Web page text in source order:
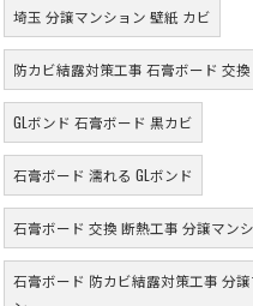
埼玉 分譲マンション 壁紙 カビ
防カビ結露対策工事 石膏ボード 交換
GLボンド 石膏ボード 黒カビ
石膏ボード 濡れる GLボンド
石膏ボード 交換 断熱工事 分譲マン
石膏ボード 防カビ結露対策工事 分譲